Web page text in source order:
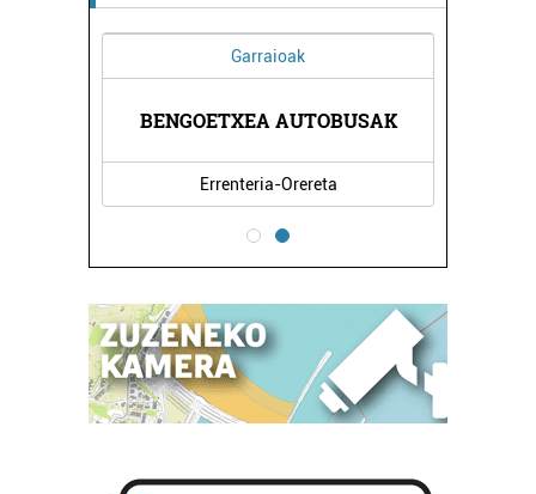
Garraioak
BENGOETXEA AUTOBUSAK
Errenteria-Orereta